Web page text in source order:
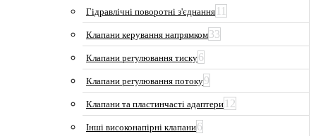
Гідравлічні поворотні з'єднання 11
Клапани керування напрямком33
Клапани регулювання тиску6
Клапани регулювання потоку9
Клапани та пластинчасті адаптери 12
Інші високонапірні клапани6